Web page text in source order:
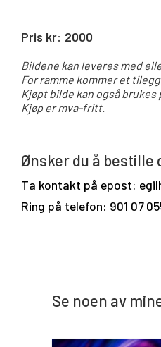
Pris kr: 2000
Bildene kan leveres med
For ramme kommer et
Kjøpt bilde kan også brukes
Kjøp er mva-fritt.
Ønsker du å bestille
Ta kontakt på epost:
Ring på telefon: 901 07
Se noen av